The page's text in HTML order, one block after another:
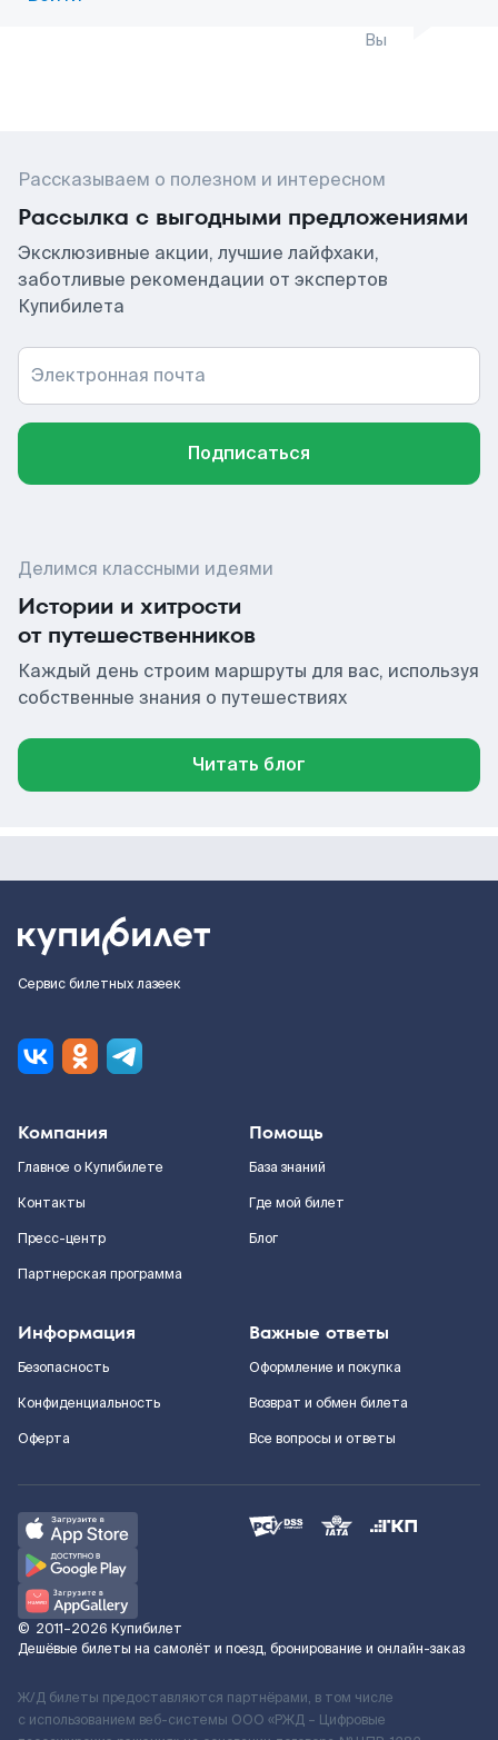
Вы
Рассказываем о полезном и интересном
Рассылка с выгодными предложениями
Эксклюзивные акции, лучшие лайфхаки,
заботливые рекомендации от экспертов
Купибилета
Электронная почта
Подписаться
Делимся классными идеями
Истории и хитрости
от путешественников
Каждый день строим маршруты для вас, используя
собственные знания о путешествиях
Читать блог
Сервис билетных лазеек
Компания
Главное о Купибилете
Контакты
Пресс-центр
Партнерская программа
Помощь
База знаний
Где мой билет
Блог
Информация
Безопасность
Конфиденциальность
Оферта
Важные ответы
Оформление и покупка
Возврат и обмен билета
Все вопросы и ответы
© 2011–2026 Купибилет
Дешёвые билеты на самолёт и поезд, бронирование и онлайн-заказ
Ж/Д билеты предоставляются партнёрами, в том числе
с использованием веб-системы ООО «РЖД – Цифровые